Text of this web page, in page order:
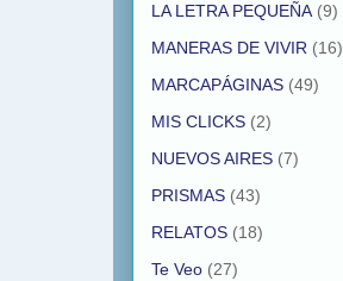
LA LETRA PEQUEÑA (9)
MANERAS DE VIVIR (16)
MARCAPÁGINAS (49)
MIS CLICKS (2)
NUEVOS AIRES (7)
PRISMAS (43)
RELATOS (18)
Te Veo (27)